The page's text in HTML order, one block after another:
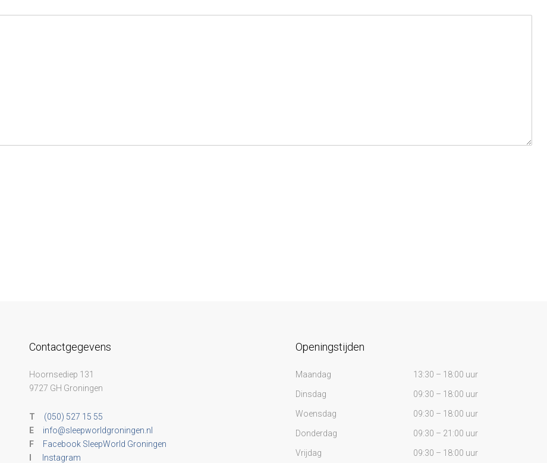
Contactgegevens
Hoornsediep 131
9727 GH Groningen
T
(050) 527 15 55
E
info@sleepworldgroningen.nl
F
Facebook SleepWorld Groningen
Instagram
Openingstijden
Maandag 13:30 – 18:00 uur
Dinsdag 09:30 – 18:00 uur
Woensdag 09:30 – 18:00 uur
Donderdag 09:30 – 21:00 uur
Vrijdag 09:30 – 18:00 uur